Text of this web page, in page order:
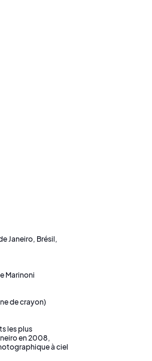
Janeiro, Brésil,
Marinoni
de crayon)
les plus
en 2008,
à ciel